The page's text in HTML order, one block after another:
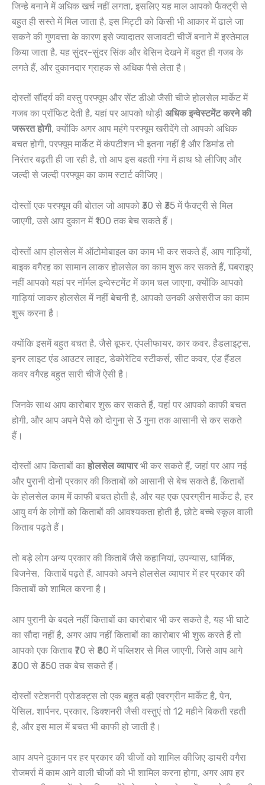
जिन्हे बनाने में अधिक खर्च नहीं लगता, इसलिए यह माल आपको फैक्ट्री से
बहुत ही सस्ते में मिल जाता है, इस मिट्टी को किसी भी आकार में ढाले जा
सकने की गुणवत्ता के कारण इसे ज्यादातर सजावटी चीजें बनाने में इस्तेमाल
किया जाता है, यह सुंदर-सुंदर सिंक और बेसिन देखने में बहुत ही गजब के
लगते हैं, और दुकानदार ग्राहक से अधिक पैसे लेता है।
दोस्तों सौंदर्य की वस्तु परफ्यूम और सेंट डीओ जैसी चीजे होलसेल मार्केट में
गजब का प्रॉफिट देती है, यहां पर आपको थोड़ी अधिक इन्वेस्टमेंट करने की
जरूरत होगी, क्योंकि अगर आप महंगे परफ्यूम खरीदेंगे तो आपको अधिक
बचत होगी, परफ्यूम मार्केट में कंपटीशन भी इतना नहीं है और डिमांड तो
निरंतर बढ़ती ही जा रही है, तो आप इस बहती गंगा में हाथ धो लीजिए और
जल्दी से जल्दी परफ्यूम का काम स्टार्ट कीजिए।
दोस्तों एक परफ्यूम की बोतल जो आपको ₹30 से ₹35 में फैक्ट्री से मिल
जाएगी, उसे आप दुकान में ₹100 तक बेच सकते हैं।
दोस्तों आप होलसेल में ऑटोमोबाइल का काम भी कर सकते हैं, आप गाड़ियों,
बाइक वगैरह का सामान लाकर होलसेल का काम शुरू कर सकते हैं, घबराइए
नहीं आपको यहां पर नॉर्मल इन्वेस्टमेंट में काम चल जाएगा, क्योंकि आपको
गाड़ियां जाकर होलसेल में नहीं बेचनी है, आपको उनकी असेसरीज का काम
शुरू करना है।
क्योंकि इसमें बहुत बचत है, जैसे बूफर, एंपलीफायर, कार कवर, हैडलाइट्स,
इनर लाइट एंड आउटर लाइट, डेकोरेटिव स्टीकर्स, सीट कवर, एंड हैंडल
कवर वगैरह बहुत सारी चीजें ऐसी है।
जिनके साथ आप कारोबार शुरू कर सकते हैं, यहां पर आपको काफी बचत
होगी, और आप अपने पैसे को दोगुना से 3 गुना तक आसानी से कर सकते
हैं।
दोस्तों आप किताबों का होलसेल व्यापारभी कर सकते हैं, जहां पर आप नई
और पुरानी दोनों प्रकार की किताबों को आसानी से बेच सकते हैं, किताबों
के होलसेल काम में काफी बचत होती है, और यह एक एवरग्रीन मार्केट है, हर
आयु वर्ग के लोगों को किताबों की आवश्यकता होती है, छोटे बच्चे स्कूल वाली
किताब पढ़ते हैं।
तो बड़े लोग अन्य प्रकार की किताबें जैसे कहानियां, उपन्यास, धार्मिक,
बिजनेस, किताबें पढ़ते हैं, आपको अपने होलसेल व्यापार में हर प्रकार की
किताबों को शामिल करना है।
आप पुरानी के बदले नहीं किताबों का कारोबार भी कर सकते है, यह भी घाटे
का सौदा नहीं है, अगर आप नहीं किताबों का कारोबार भी शुरू करते हैं तो
आपको एक किताब ₹70 से ₹80 में पब्लिशर से मिल जाएगी, जिसे आप आगे
₹300 से ₹350 तक बेच सकते हैं।
दोस्तों स्टेशनरी प्रोडक्ट्स तो एक बहुत बड़ी एवरग्रीन मार्केट है, पेन,
पेंसिल, शार्पनर, प्रकार, डिक्शनरी जैसी वस्तुएं तो 12 महीने बिकती रहती
है, और इस माल में बचत भी काफी हो जाती है।
आप अपने दुकान पर हर प्रकार की चीजों को शामिल कीजिए डायरी वगैरा
रोजमर्रा में काम आने वाली चीजों को भी शामिल करना होगा, अगर आप हर